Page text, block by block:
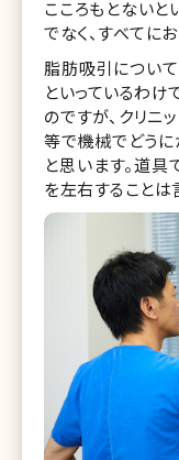
こころもとない
でなく、すべてに
脂肪吸引につい
といっているわけ
のですが、クリニ
等で機械でどう
と思います。道
を左右することは